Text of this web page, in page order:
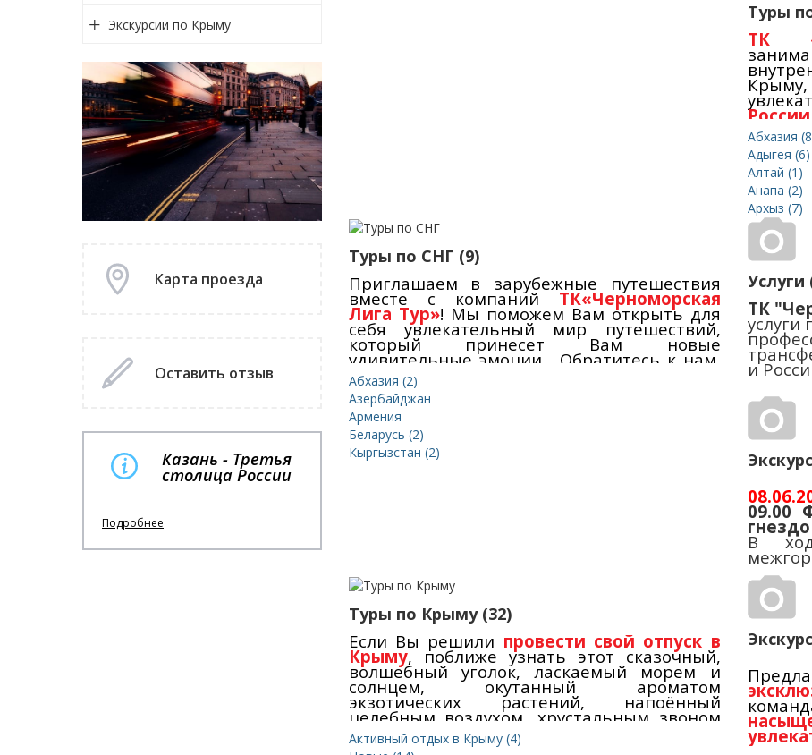
Экскурсии по Крыму
Карта проезда
Оставить отзыв
Казань - Третья
столица России
Подробнее
Туры
ТК
России
2026
вид
акции
офисе
Абхазия
Адыгея (6)
Алтай (1)
Анапа (2)
Архыз (7)
Туры по СНГ (9)
Приглашаем в зарубежные путешествия
вместе с компаний ТК«Черноморская
Лига Тур»! Мы поможем Вам открыть для
себя увлекательный мир путешествий,
который принесет Вам новые
удивительные эмоции... Обратитесь к нам,
и Вам останется только –
подходящий автобусный тур из Крыма и
дату предполагаемого отдыха
Представляем Вам тщательно
разработанные маршруты, которые
позволят Вам ознакомиться с самыми
яркими странами
Абхазия (2)
Азербайджан
Армения
Беларусь (2)
Кыргызстан (2)
Услуги
ТК
услуги
и
57, 53,
09.00
В
один
Затем
1892
в
Туры по Крыму (32)
Если Вы решили провести свой отпуск в
Крыму, поближе узнать этот сказочный,
волшебный уголок, ласкаемый морем и
солнцем, окутанный ароматом
экзотических растений, напоённый
целебным воздухом, хрустальным звоном
бокалов c отличным крымским вином,
околдованный таинственностью древней
Активный отдых в Крыму (4)
по